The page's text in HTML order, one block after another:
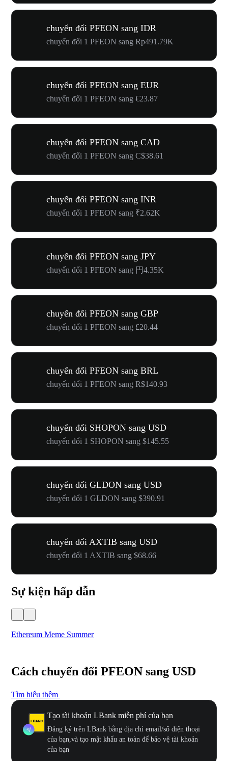
chuyển đổi PFEON sang IDR
chuyển đổi 1 PFEON sang Rp491.79K
chuyển đổi PFEON sang EUR
chuyển đổi 1 PFEON sang €23.87
chuyển đổi PFEON sang CAD
chuyển đổi 1 PFEON sang C$38.61
chuyển đổi PFEON sang INR
chuyển đổi 1 PFEON sang ₹2.62K
chuyển đổi PFEON sang JPY
chuyển đổi 1 PFEON sang 円4.35K
chuyển đổi PFEON sang GBP
chuyển đổi 1 PFEON sang £20.44
chuyển đổi PFEON sang BRL
chuyển đổi 1 PFEON sang R$140.93
chuyển đổi SHOPON sang USD
chuyển đổi 1 SHOPON sang $145.55
chuyển đổi GLDON sang USD
chuyển đổi 1 GLDON sang $390.91
chuyển đổi AXTIB sang USD
chuyển đổi 1 AXTIB sang $68.66
Sự kiện hấp dẫn
Ethereum Meme Summer
Cách chuyển đổi PFEON sang USD
Tìm hiểu thêm
Tạo tài khoản LBank miễn phí của bạn
Đăng ký trên LBank bằng địa chỉ email/số điện thoại
của bạn,và tạo mật khẩu an toàn để bảo vệ tài khoản
của bạn